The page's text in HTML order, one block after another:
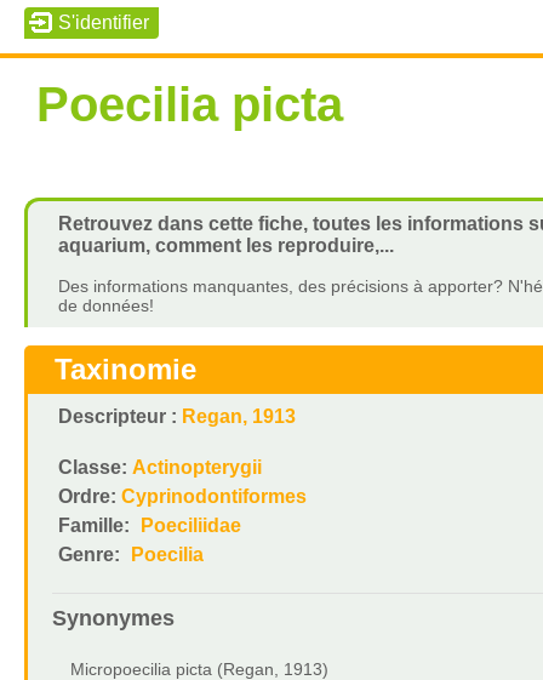
Poecilia picta
Retrouvez dans cette fiche, toutes les informations
aquarium, comment les reproduire,...
Des informations manquantes, des précisions à apporter?
de données!
Taxinomie
Descripteur : Regan, 1913
Classe: Actinopterygii
Ordre: Cyprinodontiformes
Famille:
Poeciliidae
Genre:
Poecilia
Synonymes
Micropoecilia picta (Regan, 1913)